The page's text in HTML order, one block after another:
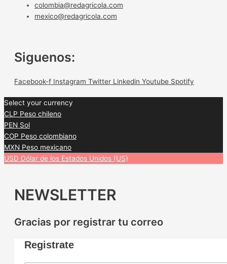
colombia@redagricola.com
mexico@redagricola.com
Siguenos:
Facebook-f Instagram Twitter Linkedin Youtube Spotify
Select your currency
CLP Peso chileno
PEN Sol
COP Peso colombiano
MXN Peso mexicano
USD Dólar de los Estados Unidos (US)
NEWSLETTER
Gracias por registrar tu correo
Registrate